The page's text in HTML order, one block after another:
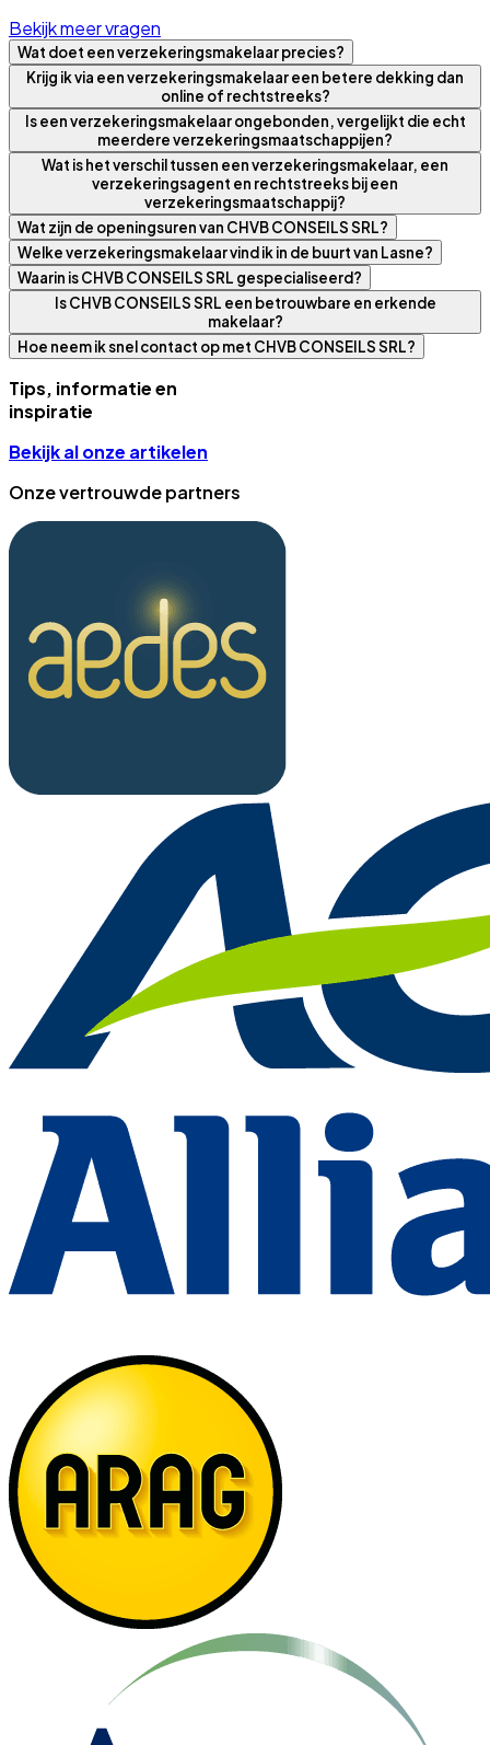
Bekijk meer vragen
Wat doet een verzekeringsmakelaar precies?
Krijg ik via een verzekeringsmakelaar een betere dekking dan
online of rechtstreeks?
Is een verzekeringsmakelaar ongebonden, vergelijkt die echt
meerdere verzekeringsmaatschappijen?
Wat is het verschil tussen een verzekeringsmakelaar, een
verzekeringsagent en rechtstreeks bij een
verzekeringsmaatschappij?
Wat zijn de openingsuren van CHVB CONSEILS SRL?
Welke verzekeringsmakelaar vind ik in de buurt van Lasne?
Waarin is CHVB CONSEILS SRL gespecialiseerd?
Is CHVB CONSEILS SRL een betrouwbare en erkende
makelaar?
Hoe neem ik snel contact op met CHVB CONSEILS SRL?
Tips, informatie en
inspiratie
Bekijk al onze artikelen
Onze vertrouwde partners